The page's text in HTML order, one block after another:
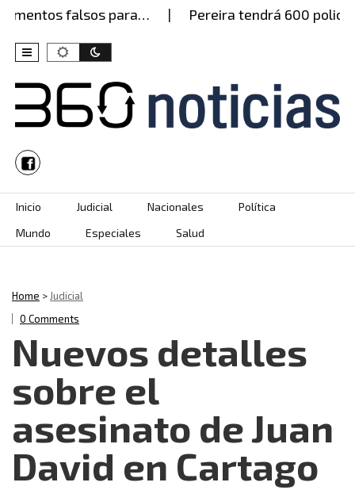
falsos para… Pereira tendrá 600 policías
Skip to content
Inicio Judicial Nacionales
Política
Mundo
Especiales Salud
Home >Judicial
0 Comments
Nuevos detalles
sobre el
asesinato de Juan
David en Cartago